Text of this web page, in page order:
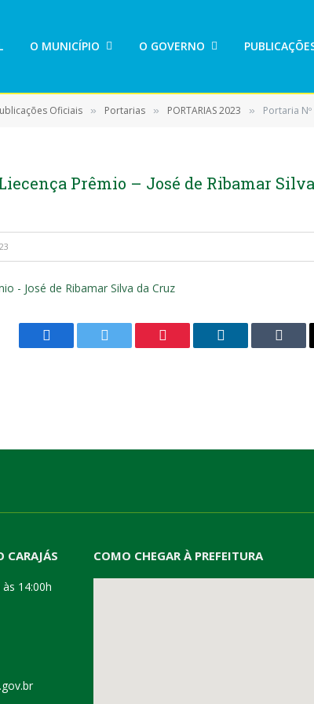
O MUNICÍPIO O GOVERNO
Oficiais » Portarias » PORTARIAS 2023 » Portaria
Prêmio – José de Ribamar
- José de Ribamar Silva da Cruz
Facebook Twitter Pinterest LinkedIn
CARAJÁS
14:00h
COMO CHEGAR À PREFEITURA